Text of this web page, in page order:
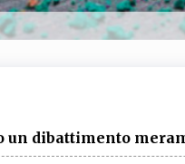
un dibattimento